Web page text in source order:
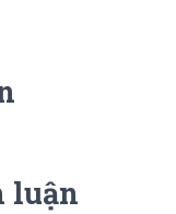
luận